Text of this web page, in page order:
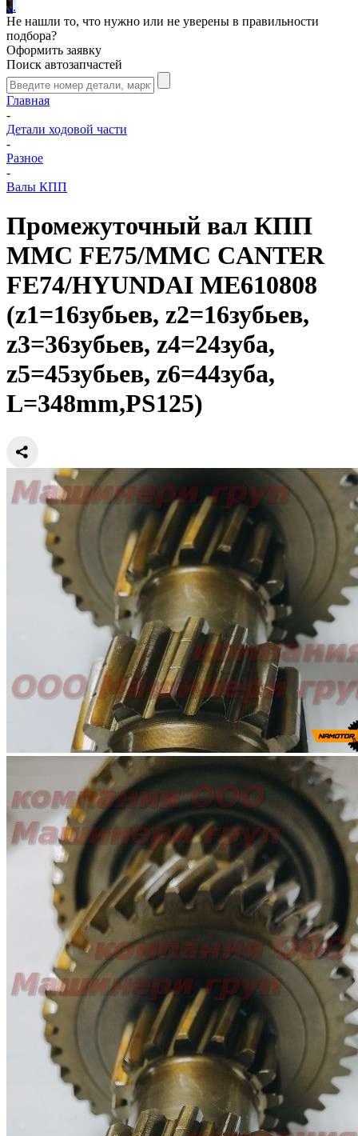
...
Не нашли то, что нужно или не уверены в правильности
подбора?
Оформить заявку
Поиск автозапчастей
Главная
-
Детали ходовой части
-
Разное
-
Валы КПП
Промежуточный вал КПП
MMC FE75/MMC CANTER
FE74/HYUNDAI ME610808
(z1=16зубьев, z2=16зубьев,
z3=36зубьев, z4=24зуба,
z5=45зубьев, z6=44зуба,
L=348mm,PS125)